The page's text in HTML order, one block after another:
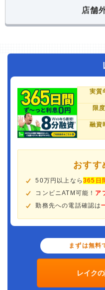
店舗
実質
限
融資
おすす
50万円以上なら365日
コンビニATM可能！ ア
勤務先への電話確認は
まずは無料
レイク